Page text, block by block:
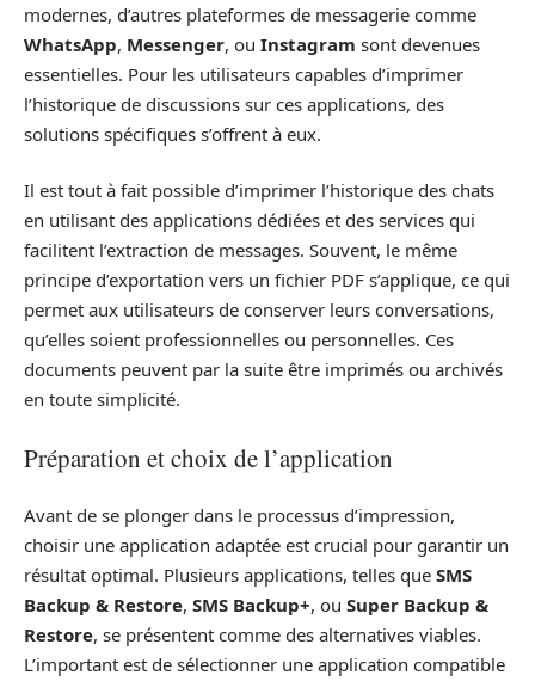
modernes, d’autres plateformes de messagerie comme
WhatsApp, Messenger, ou Instagram sont devenues
essentielles. Pour les utilisateurs capables d’imprimer
l’historique de discussions sur ces applications, des
solutions spécifiques s’offrent à eux.
Il est tout à fait possible d’imprimer l’historique des chats
en utilisant des applications dédiées et des services qui
facilitent l’extraction de messages. Souvent, le même
principe d’exportation vers un fichier PDF s’applique, ce qui
permet aux utilisateurs de conserver leurs conversations,
qu’elles soient professionnelles ou personnelles. Ces
documents peuvent par la suite être imprimés ou archivés
en toute simplicité.
Préparation et choix de l’application
Avant de se plonger dans le processus d’impression,
choisir une application adaptée est crucial pour garantir un
résultat optimal. Plusieurs applications, telles que SMS
Backup & Restore, SMS Backup+, ou Super Backup &
Restore, se présentent comme des alternatives viables.
L’important est de sélectionner une application compatible